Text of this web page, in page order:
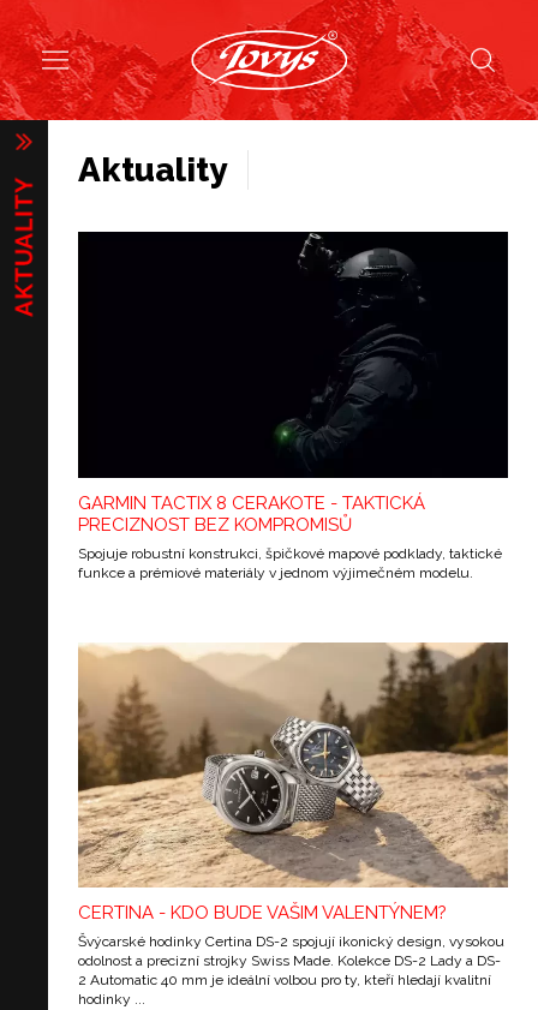
Aktuality
GARMIN TACTIX 8 CERAKOTE - TAKTICKÁ
PRECIZNOST BEZ KOMPROMISŮ
Spojuje robustní konstrukci, špičkové mapové podklady, taktické
funkce a prémiové materiály v jednom výjimečném modelu.
CERTINA - KDO BUDE VAŠIM VALENTÝNEM?
Švýcarské hodinky Certina DS-2 spojují ikonický design, vysokou
odolnost a precizní strojky Swiss Made. Kolekce DS-2 Lady a DS-
2 Automatic 40 mm je ideální volbou pro ty, kteří hledají kvalitní
hodinky ...